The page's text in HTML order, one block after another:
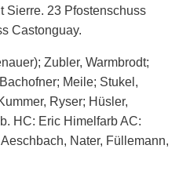
Sierre. 23 Pfostenschuss
Castonguay.
Zubler, Warmbrodt;
Meile; Stukel,
Ryser; Hüsler,
HC: Eric Himelfarb AC:
Nater, Füllemann,